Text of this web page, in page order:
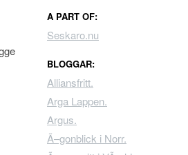
A PART OF:
Seskaro.nu
BLOGGAR:
Alliansfritt.
Arga Lappen.
Argus.
Ã–gonblick i Norr.